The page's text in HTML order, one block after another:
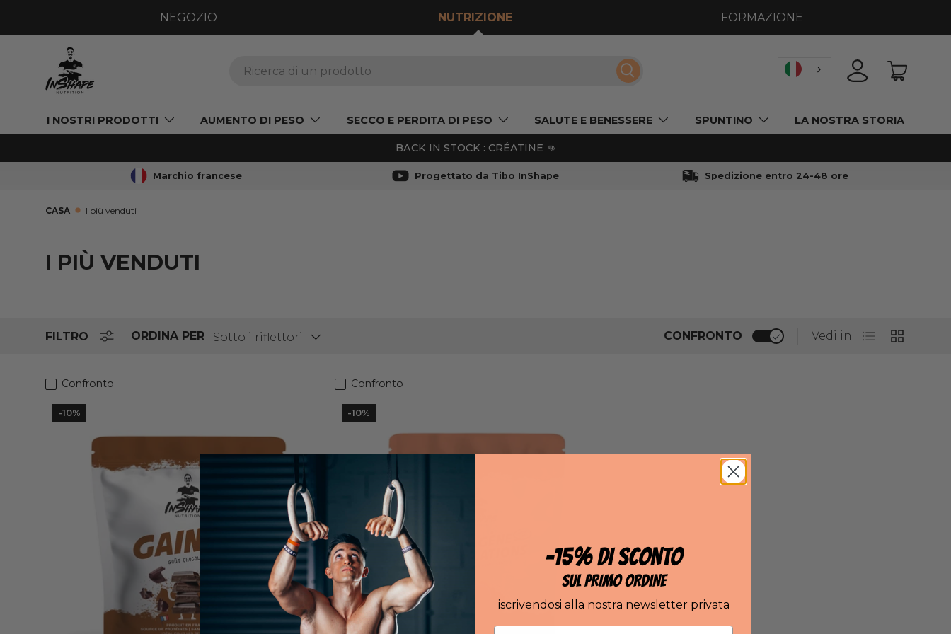
NEGOZIO NUTRIZIONE FORMAZIONE
Ricerca ACCEDI CESTINO
I NOSTRI PRODOTTI AUMENTO DI PESO SECCO E PERDITA DI PESO SALUTE E BENESSERE SPUNTINO LA NOSTRA STORIA
BACK IN STOCK : CRÉATINE 👊
Marchio francese Progettato da Tibo InShape Spedizione entro 24-48 ore
CASA I più venduti
I PIÙ VENDUTI
FILTRO ORDINA PER Sotto i riflettori CONFRONTO Vedi in ELENCOGRIGLIA
Confronto
-10%
Confronto
-10%
-15% DI SCONTO
SUL PRIMO ORDINE
iscrivendosi alla nostra newsletter privata
Email